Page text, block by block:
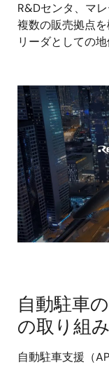
R&Dセンタ、マ
複数の販売拠点
リーダとしての
自動駐車
の取り組み
自動駐車支援（